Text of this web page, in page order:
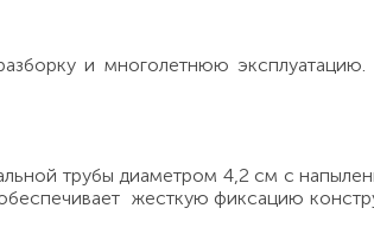
и многолетнюю
трубы диаметром 4,2 см с
жесткую фиксацию